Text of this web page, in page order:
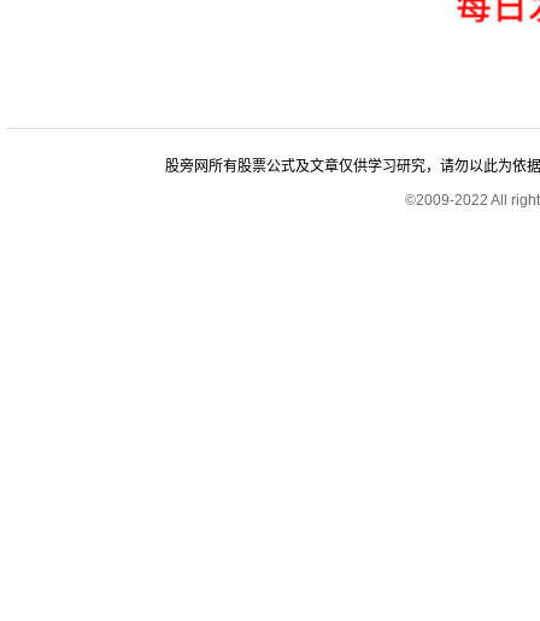
股旁网所有股票公式及文章仅供学习研究，请勿以此为依
©2009-2022 All